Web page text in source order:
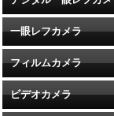
一眼レフカメラ
フィルムカメラ
ビデオカメラ